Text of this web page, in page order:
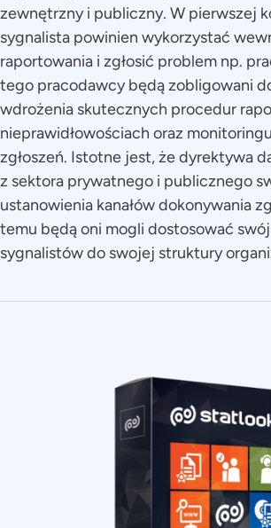
zewnętrzny i publiczny. W pierwszej
sygnalista powinien wykorzystać
raportowania i zgłosić problem np.
tego pracodawcy będą zobligowani
wdrożenia skutecznych procedur
nieprawidłowościach oraz
zgłoszeń. Istotne jest, że dyrektywa
z sektora prywatnego i publicznego
ustanowienia kanałów dokonywania
temu będą oni mogli dostosować
sygnalistów do swojej struktury